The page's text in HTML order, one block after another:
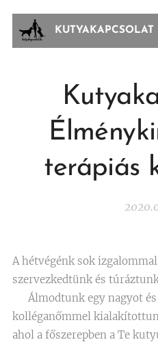
KUTYAKAPCSOLAT
terápiás
A hétvégénk sok
szervezkedtünk és
💋 Álmodtunk egy nagyot
kolléganőmmel
ahol a főszerepben a Te